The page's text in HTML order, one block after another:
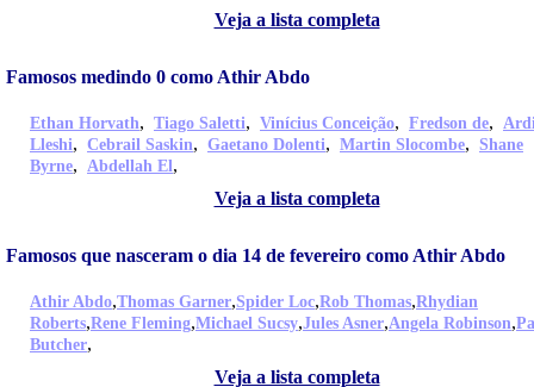
Veja a lista completa
Famosos medindo 0 como Athir Abdo
Ethan Horvath, Tiago Saletti, Vinícius Conceição, Fredson de,
Lleshi, Cebrail Saskin, Gaetano Dolenti, Martin Slocombe, Shane
Byrne, Abdellah El,
Veja a lista completa
Famosos que nasceram o dia 14 de fevereiro como Athir Abdo
Athir Abdo,Thomas Garner,Spider Loc,Rob Thomas,Rhydian
Roberts,Rene Fleming,Michael Sucsy,Jules Asner,Angela Robinson,
Butcher,
Veja a lista completa